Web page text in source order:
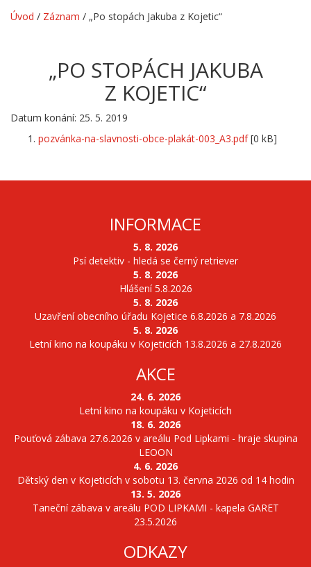
Úvod / Záznam / „Po stopách Jakuba z Kojetic“
„PO STOPÁCH JAKUBA
Z KOJETIC“
Datum konání: 25. 5. 2019
pozvánka-na-slavnosti-obce-plakát-003_A3.pdf[0 kB]
INFORMACE
5. 8. 2026
Psí detektiv - hledá se černý retriever
5. 8. 2026
Hlášení 5.8.2026
5. 8. 2026
Uzavření obecního úřadu Kojetice 6.8.2026 a 7.8.2026
5. 8. 2026
Letní kino na koupáku v Kojeticích 13.8.2026 a 27.8.2026
AKCE
24. 6. 2026
Letní kino na koupáku v Kojeticích
18. 6. 2026
Pouťová zábava 27.6.2026 v areálu Pod Lipkami - hraje skupina
LEOON
4. 6. 2026
Dětský den v Kojeticích v sobotu 13. června 2026 od 14 hodin
13. 5. 2026
Taneční zábava v areálu POD LIPKAMI - kapela GARET
23.5.2026
ODKAZY